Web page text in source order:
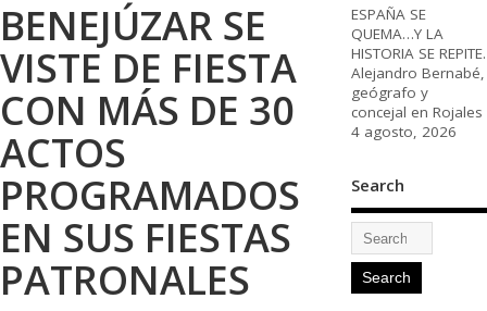
BENEJÚZAR SE
VISTE DE FIESTA
CON MÁS DE 30
ACTOS
PROGRAMADOS
EN SUS FIESTAS
PATRONALES
ESPAÑA SE
QUEMA…Y LA
HISTORIA SE REPITE.
Alejandro Bernabé,
geógrafo y
concejal en Rojales
4 agosto, 2026
Search